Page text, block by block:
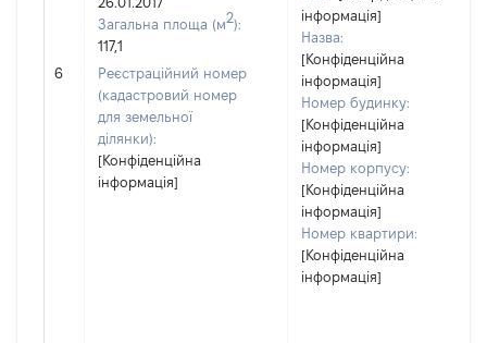
6
Загальна площа (м2):
117,1
Реєстраційний номер
(кадастровий номер
для земельної
ділянки):
[Конфіденційна
інформація]
інформація]
Назва:
[Конфіденційна
інформація]
Номер будинку:
[Конфіденційна
інформація]
Номер корпусу:
[Конфіденційна
інформація]
Номер квартири:
[Конфіденційна
інформація]